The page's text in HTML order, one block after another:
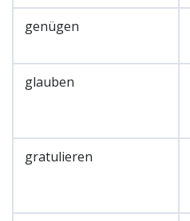
genügen
glauben
gratulieren